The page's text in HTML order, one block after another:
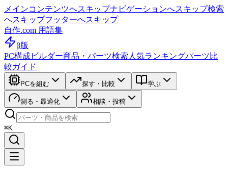
メインコンテンツへスキップナビゲーションへスキップ検索
へスキップフッターへスキップ
自作.com 用語集
β版
PC構成ビルダー商品・パーツ検索 人気ランキングパーツ比
較ガイド
PCを組む 探す・比較 学ぶ
測る・最適化 相談・投稿
⌘K